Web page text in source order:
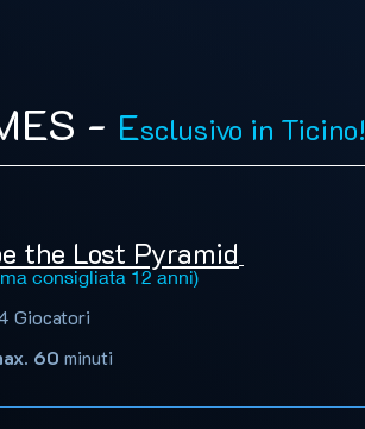
- Esclusivo in Ticino!
the Lost Pyramid
consigliata 12 anni)
60 minuti